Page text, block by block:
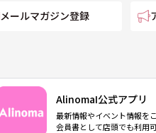
メールマガジン登録
AlinomaI公式アプリ
最新情報やイベント情報を
会員書として店頭でも利用